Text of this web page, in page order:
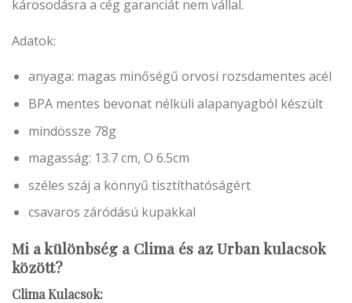
károsodásra a cég garanciát nem vállal.
Adatok:
anyaga: magas minőségű orvosi rozsdamentes acél
BPA mentes bevonat nélküli alapanyagból készült
mindössze 78g
magasság: 13.7 cm, O 6.5cm
széles száj a könnyű tisztíthatóságért
csavaros záródású kupakkal
Mi a különbség a Clima és az Urban kulacsok
között?
Clima Kulacsok: